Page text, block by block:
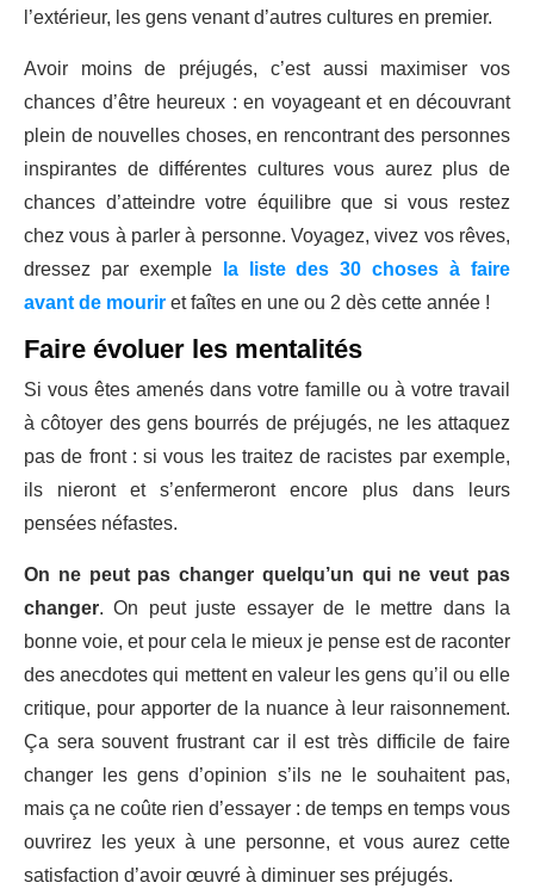
l’extérieur, les gens venant d’autres cultures en premier.
Avoir moins de préjugés, c’est aussi maximiser vos
chances d’être heureux : en voyageant et en découvrant
plein de nouvelles choses, en rencontrant des personnes
inspirantes de différentes cultures vous aurez plus de
chances d’atteindre votre équilibre que si vous restez
chez vous à parler à personne. Voyagez, vivez vos rêves,
dressez par exemple
la liste des 30 choses à faire
avant de mourir et faîtes en une ou 2 dès cette année !
Faire évoluer les mentalités
Si vous êtes amenés dans votre famille ou à votre travail
à côtoyer des gens bourrés de préjugés, ne les attaquez
pas de front : si vous les traitez de racistes par exemple,
ils nieront et s’enfermeront encore plus dans leurs
pensées néfastes.
On ne peut pas changer quelqu’un qui ne veut pas
changer. On peut juste essayer de le mettre dans la
bonne voie, et pour cela le mieux je pense est de raconter
des anecdotes qui mettent en valeur les gens qu’il ou elle
critique, pour apporter de la nuance à leur raisonnement.
Ça sera souvent frustrant car il est très difficile de faire
changer les gens d’opinion s’ils ne le souhaitent pas,
mais ça ne coûte rien d’essayer : de temps en temps vous
ouvrirez les yeux à une personne, et vous aurez cette
satisfaction d’avoir œuvré à diminuer ses préjugés.